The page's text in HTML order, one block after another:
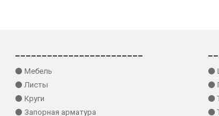
⚫ Мебель
⚫ Листы
⚫ Круги
⚫ Запорная арматура
⚫
⚫
⚫
⚫